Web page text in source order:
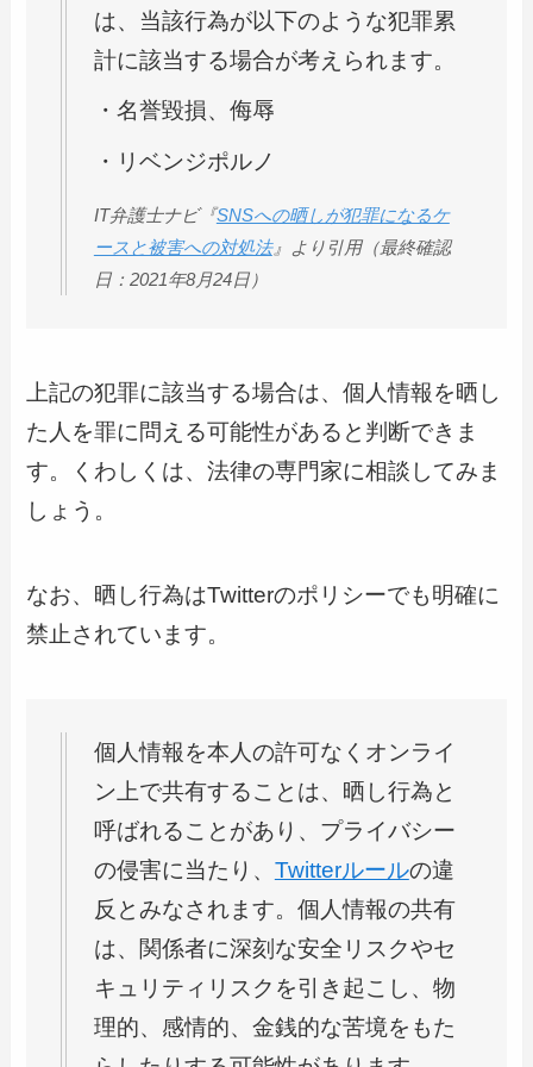
は、当該行為が以下のような犯罪累
計に該当する場合が考えられます。
・名誉毀損、侮辱
・リベンジポルノ
IT弁護士ナビ『SNSへの晒しが犯罪になるケ
ースと被害への対処法』より引用（最終確認
日：2021年8月24日）
上記の犯罪に該当する場合は、個人情報を晒し
た人を罪に問える可能性があると判断できま
す。くわしくは、法律の専門家に相談してみま
しょう。
なお、晒し行為はTwitterのポリシーでも明確に
禁止されています。
個人情報を本人の許可なくオンライ
ン上で共有することは、晒し行為と
呼ばれることがあり、プライバシー
の侵害に当たり、 Twitterルールの違
反とみなされます。個人情報の共有
は、関係者に深刻な安全リスクやセ
キュリティリスクを引き起こし、物
理的、感情的、金銭的な苦境をもた